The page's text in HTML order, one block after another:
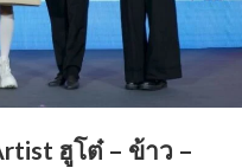
ฮูโต๋ – ข้าว –